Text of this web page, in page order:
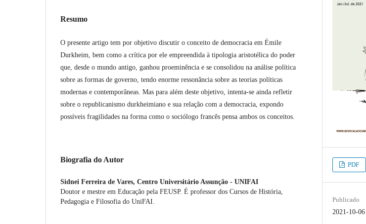
Resumo
O presente artigo tem por objetivo discutir o conceito de democracia em Émile
Durkheim, bem como a crítica por ele empreendida à tipologia aristotélica do poder
que, desde o mundo antigo, ganhou proeminência e se consolidou na análise política
sobre as formas de governo, tendo enorme ressonância sobre as teorias políticas
modernas e contemporâneas. Mas para além deste objetivo, intenta-se ainda refletir
sobre o republicanismo durkheimiano e sua relação com a democracia, expondo
possíveis fragilidades na forma como o sociólogo francês pensa ambos os conceitos.
Biografia do Autor
Sidnei Ferreira de Vares, Centro Universitário Assunção - UNIFAI
Doutor e mestre em Educação pela FEUSP. É professor dos Cursos de História,
Pedagogia e Filosofia do UniFAI.
PDF
Publicado
2021-10-06